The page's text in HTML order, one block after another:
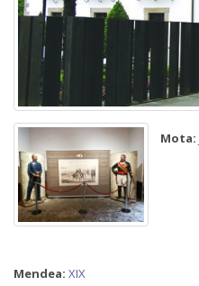
Mota:
Mendea: XIX